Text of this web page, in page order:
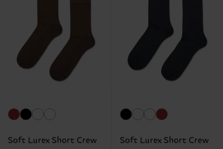
Soft Lurex Short Crew
Soft Lurex Short Crew